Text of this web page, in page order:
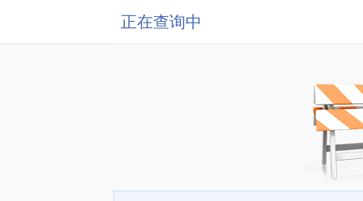
正在查询中